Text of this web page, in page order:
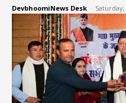
DevbhoomiNews Desk -